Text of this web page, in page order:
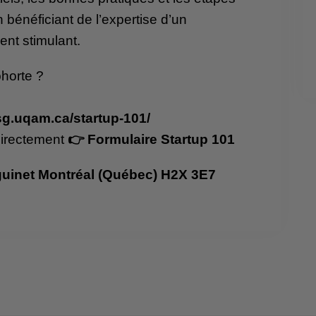
de l’expertise d’un
stimulant.
?
startup-101/
👉 Formulaire Startup 101
Montréal (Québec) H2X 3E7